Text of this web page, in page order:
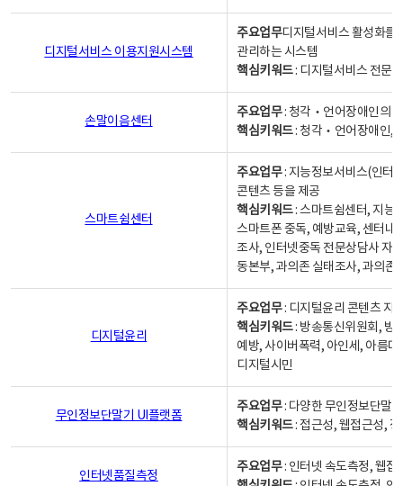
디지털서비스 이용지원시스템
주요업무디지털서비스 활성화를
관리하는 시스템
핵심키워드: 디지털서비스 전문
손말이음센터
주요업무: 청각‧언어장애인의
핵심키워드: 청각‧언어장애인,
스마트쉼센터
주요업무: 지능정보서비스(인터
콘텐츠 등을 제공
핵심키워드: 스마트쉼센터, 지능
스마트폰 중독, 예방교육, 센터내
조사, 인터넷중독 전문상담사 자
동본부, 과의존 실태조사, 과의존
디지털윤리
주요업무: 디지털윤리 콘텐츠 지
핵심키워드: 방송통신위원회, 방
예방, 사이버폭력, 아인세, 아름
디지털시민
무인정보단말기 UI플랫폼
주요업무: 다양한 무인정보단말
핵심키워드: 접근성, 웹접근성,
인터넷품질측정
주요업무: 인터넷 속도측정, 웹접